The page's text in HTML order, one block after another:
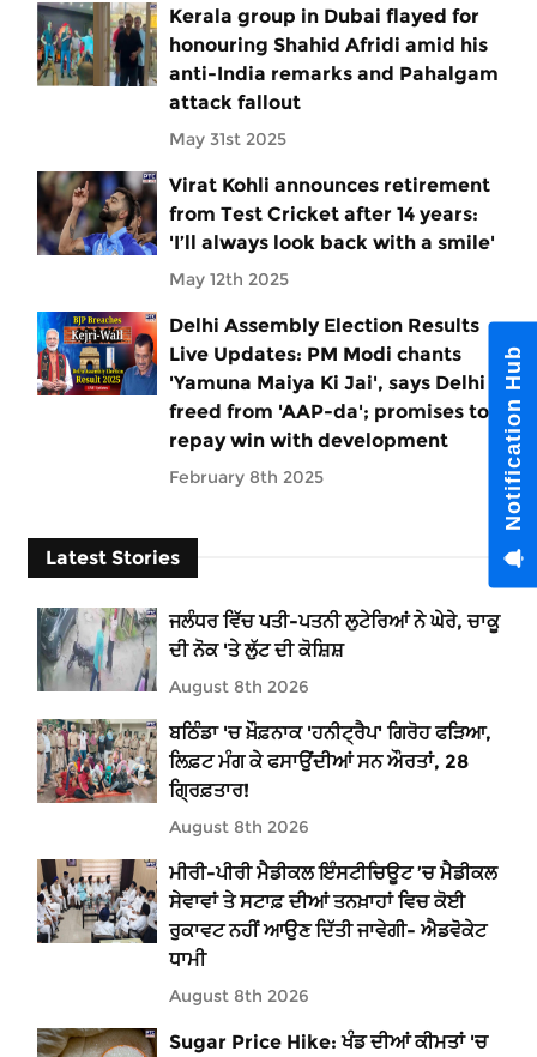
Kerala group in Dubai flayed for
honouring Shahid Afridi amid his
anti-India remarks and Pahalgam
attack fallout
May 31st 2025
Virat Kohli announces retirement
from Test Cricket after 14 years:
'I’ll always look back with a smile'
May 12th 2025
Delhi Assembly Election Results
Live Updates: PM Modi chants
'Yamuna Maiya Ki Jai', says Delhi
freed from 'AAP-da'; promises to
repay win with development
February 8th 2025
Latest Stories
ਜਲੰਧਰ ਵਿੱਚ ਪਤੀ-ਪਤਨੀ ਲੁਟੇਰਿਆਂ ਨੇ ਘੇਰੇ, ਚਾਕੂ
ਦੀ ਨੋਕ 'ਤੇ ਲੁੱਟ ਦੀ ਕੋਸ਼ਿਸ਼
August 8th 2026
ਬਠਿੰਡਾ 'ਚ ਖ਼ੌਫ਼ਨਾਕ 'ਹਨੀਟ੍ਰੈਪ' ਗਿਰੋਹ ਫੜਿਆ,
ਲਿਫ਼ਟ ਮੰਗ ਕੇ ਫਸਾਉਂਦੀਆਂ ਸਨ ਔਰਤਾਂ, 28
ਗ੍ਰਿਫ਼ਤਾਰ!
August 8th 2026
ਮੀਰੀ-ਪੀਰੀ ਮੈਡੀਕਲ ਇੰਸਟੀਚਿਊਟ ’ਚ ਮੈਡੀਕਲ
ਸੇਵਾਵਾਂ ਤੇ ਸਟਾਫ਼ ਦੀਆਂ ਤਨਖ਼ਾਹਾਂ ਵਿਚ ਕੋਈ
ਰੁਕਾਵਟ ਨਹੀਂ ਆਉਣ ਦਿੱਤੀ ਜਾਵੇਗੀ- ਐਡਵੋਕੇਟ
ਧਾਮੀ
August 8th 2026
Sugar Price Hike: ਖੰਡ ਦੀਆਂ ਕੀਮਤਾਂ 'ਚ
Notification Hub